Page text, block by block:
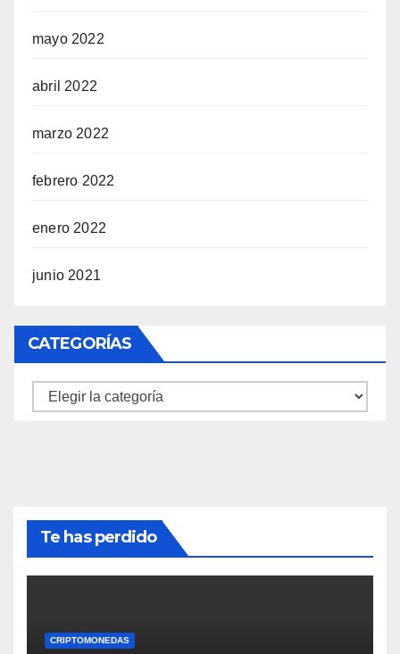
mayo 2022
abril 2022
marzo 2022
febrero 2022
enero 2022
junio 2021
CATEGORÍAS
Categorías
Te has perdido
CRIPTOMONEDAS